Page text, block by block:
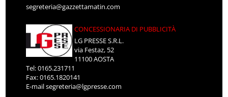
segreteria@gazzettamatin.com
CONCESSIONARIA DI PUBBLICITÀ
LG PRESSE S.R.L.
via Festaz, 52
11100 AOSTA
Tel: 0165.231711
Fax: 0165.1820141
E-mailsegreteria@lgpresse.com